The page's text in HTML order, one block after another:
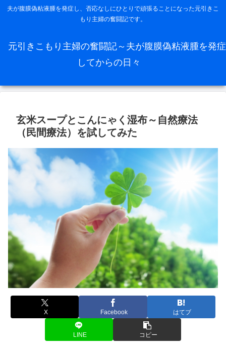
夫が腹膜偽粘液腫を発症し、否応なしにひとりで頑張ることになった元引きこ
もり主婦の奮闘記です。
元引きこもり主婦の奮闘記～夫が腹膜偽粘液腫を発症
してからの日々
玄米スープとこんにゃく湿布～自然療法
（民間療法）を試してみた
X Facebook はてブ
LINE コピー